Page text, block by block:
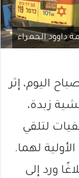
داوود الحمراء
اليوم، إثر
زبدة،
لتلقي
لهما.
ورد إلى